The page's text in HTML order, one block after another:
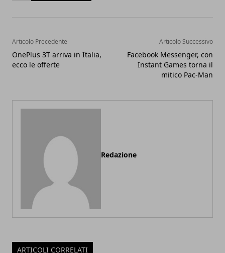
Articolo Precedente
OnePlus 3T arriva in Italia,
ecco le offerte
Articolo Successivo
Facebook Messenger, con
Instant Games torna il
mitico Pac-Man
Redazione
ARTICOLI CORRELATI